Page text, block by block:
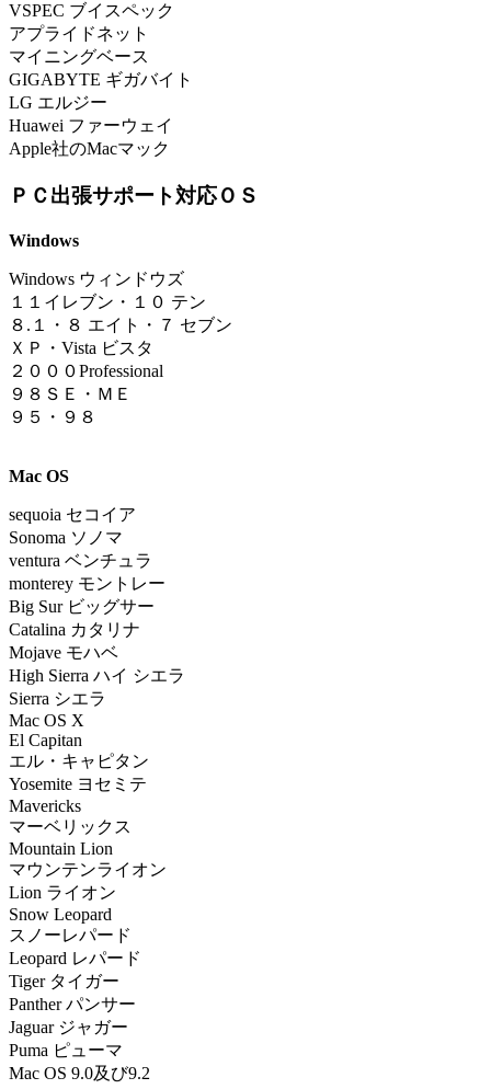
VSPEC ブイスペック
アプライドネット
マイニングベース
GIGABYTE ギガバイト
LG エルジー
Huawei ファーウェイ
Apple社のMacマック
ＰＣ出張サポート対応ＯＳ
Windows
Windows ウィンドウズ
１
１イレブン ・ １０ テン
８.１
・ ８ エイト・７ セブン
ＸＰ・Vista ビスタ
２０００Professional
９８ＳＥ・ＭＥ
９５・９８
Mac OS
sequoia セコイア
Sonoma ソノマ
ventura ベンチュラ
monterey モントレー
Big Sur ビッグサー
Catalina カタリナ
Mojave モハベ
High Sierra ハイ シエラ
Sierra シエラ
Mac OS X
El Capitan
エル・キャピタン
Yosemite ヨセミテ
Mavericks
マーベリックス
Mountain Lion
マウンテンライオン
Lion ライオン
Snow Leopard
スノーレパード
Leopard レパード
Tiger タイガー
Panther パンサー
Jaguar ジャガー
Puma ピューマ
Mac OS 9.0及び9.2